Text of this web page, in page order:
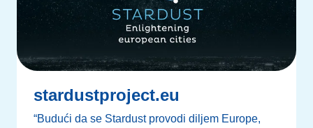
stardustproject.eu
“Budući da se Stardust provodi diljem Europe,